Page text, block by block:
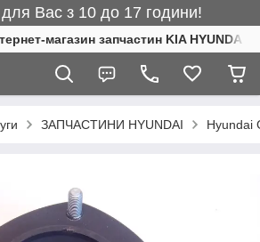
Вас з 10 до 17 години!
магазин запчастин KIA HYUNDAI
ЗАПЧАСТИНИ HYUNDAI Hyundai